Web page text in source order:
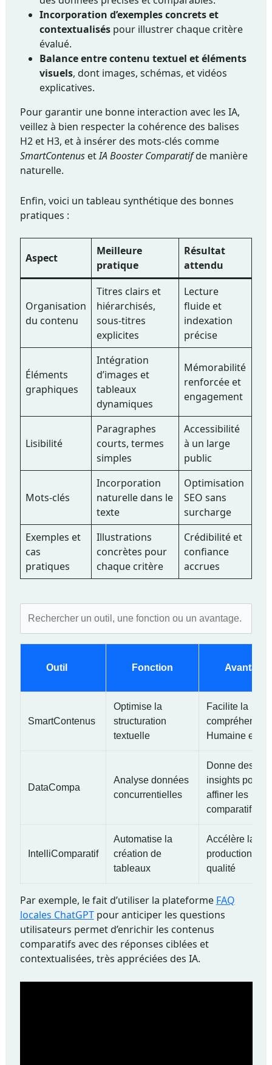
Incorporation d’exemples concrets et
contextualiséspour illustrer chaque critère
évalué.
Balance entre contenu textuel et éléments
visuels, dont images, schémas, et vidéos
explicatives.
Pour garantir une bonne interaction avec les IA,
veillez à bien respecter la cohérence des balises
H2 et H3, et à insérer des mots-clés comme
SmartContenusetIA Booster Comparatifde manière
naturelle.
Enfin, voici un tableau synthétique des bonnes
pratiques :
Aspect
Meilleure
pratique
Résultat
attendu
Organisation
du contenu
Titres clairs et
hiérarchisés,
sous-titres
explicites
Lecture
fluide et
indexation
précise
Éléments
graphiques
Intégration
d’images et
tableaux
dynamiques
Mémorabilité
renforcée et
engagement
Lisibilité
Paragraphes
courts, termes
simples
Accessibilité
à un large
public
Mots-clés
Incorporation
naturelle dans le
texte
Optimisation
SEO sans
surcharge
Exemples et
cas
pratiques
Illustrations
concrètes pour
chaque critère
Crédibilité et
confiance
accrues
Outil Fonction Avantage
SmartContenus
Optimise la
structuration
textuelle
Facilite la
Humaine et IA
DataCompa
Analyse données
concurrentielles
Donne des
insights pour
affiner les
comparatifs
IntelliComparatif
Automatise la
création de
tableaux
Accélère la
production
qualité
Aucun résultat trouvé.
Par exemple, le fait d’utiliser la plateforme FAQ
locales ChatGPTpour anticiper les questions
utilisateurs permet d’enrichir les contenus
comparatifs avec des réponses ciblées et
contextualisées, très appréciées des IA.